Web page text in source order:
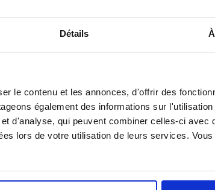
Détails
le contenu et les annonces, d'offrir des
également des informations sur
d'analyse, qui peuvent combiner celles-ci avec
lors de votre utilisation de leurs services.